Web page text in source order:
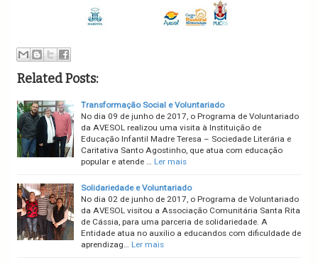
Related Posts:
Transformação Social e Voluntariado
No dia 09 de junho de 2017, o Programa de Voluntariado
da AVESOL realizou uma visita à Instituição de
Educação Infantil Madre Teresa – Sociedade Literária e
Caritativa Santo Agostinho, que atua com educação
popular e atende … Ler mais
Solidariedade e Voluntariado
No dia 02 de junho de 2017, o Programa de Voluntariado
da AVESOL visitou a Associação Comunitária Santa Rita
de Cássia, para uma parceria de solidariedade. A
Entidade atua no auxilio a educandos com dificuldade de
aprendizag… Ler mais